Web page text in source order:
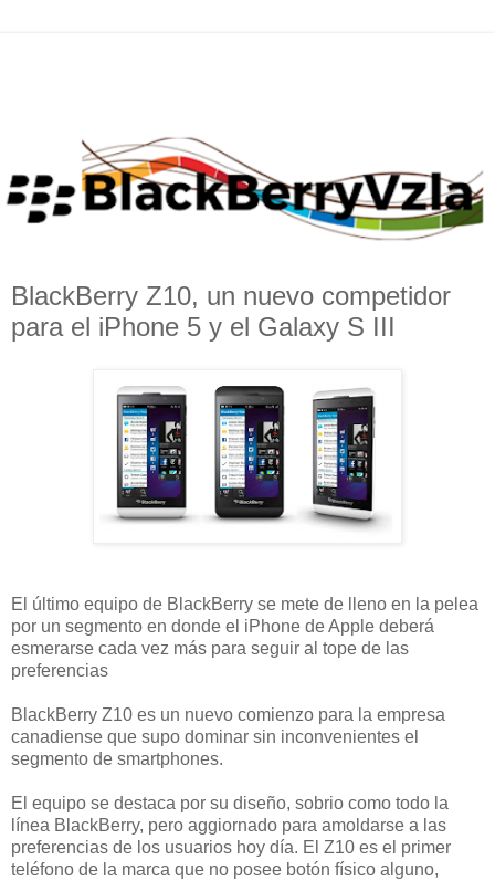
BlackBerry Z10, un nuevo competidor
para el iPhone 5 y el Galaxy S III
El último equipo de BlackBerry se mete de lleno en la pelea
por un segmento en donde el iPhone de Apple deberá
esmerarse cada vez más para seguir al tope de las
preferencias
BlackBerry Z10 es un nuevo comienzo para la empresa
canadiense que supo dominar sin inconvenientes el
segmento de smartphones.
El equipo se destaca por su diseño, sobrio como todo la
línea BlackBerry, pero aggiornado para amoldarse a las
preferencias de los usuarios hoy día. El Z10 es el primer
teléfono de la marca que no posee botón físico alguno,